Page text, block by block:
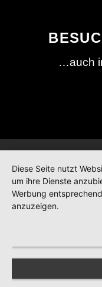
…auch
Diese Seite nutzt
um ihre Dienste
Werbung
anzuzeigen.